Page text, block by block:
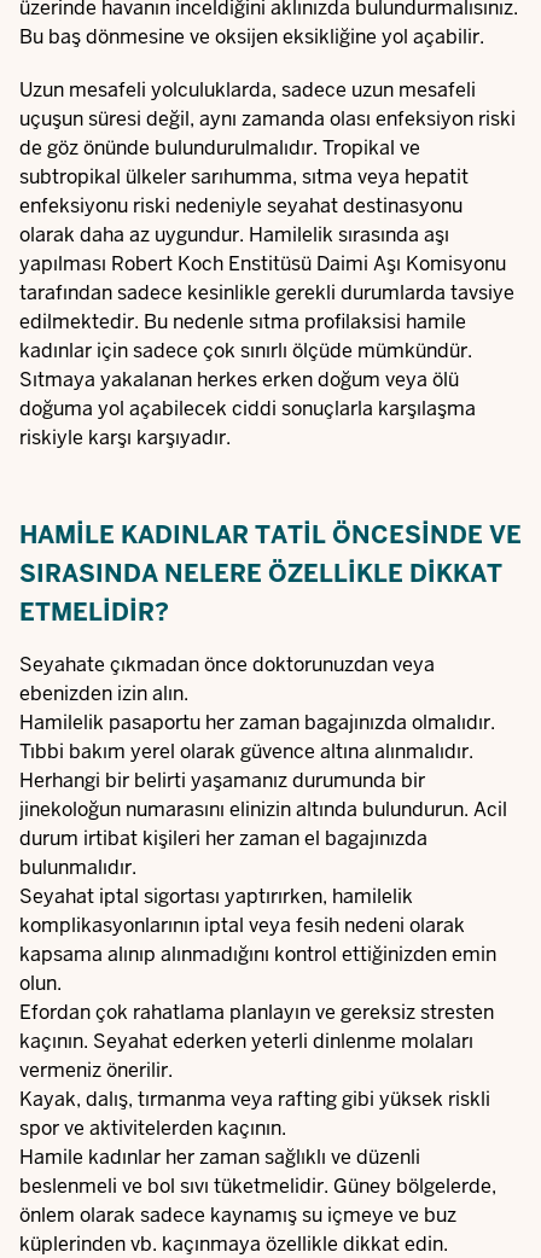
üzerinde havanın inceldiğini aklınızda bulundurmalısınız.
Bu baş dönmesine ve oksijen eksikliğine yol açabilir.
Uzun mesafeli yolculuklarda, sadece uzun mesafeli
uçuşun süresi değil, aynı zamanda olası enfeksiyon riski
de göz önünde bulundurulmalıdır. Tropikal ve
subtropikal ülkeler sarıhumma, sıtma veya hepatit
enfeksiyonu riski nedeniyle seyahat destinasyonu
olarak daha az uygundur. Hamilelik sırasında aşı
yapılması Robert Koch Enstitüsü Daimi Aşı Komisyonu
tarafından sadece kesinlikle gerekli durumlarda tavsiye
edilmektedir. Bu nedenle sıtma profilaksisi hamile
kadınlar için sadece çok sınırlı ölçüde mümkündür.
Sıtmaya yakalanan herkes erken doğum veya ölü
doğuma yol açabilecek ciddi sonuçlarla karşılaşma
riskiyle karşı karşıyadır.
HAMILE KADINLAR TATIL ÖNCESINDE VE
SIRASINDA NELERE ÖZELLIKLE DIKKAT
ETMELIDIR?
Seyahate çıkmadan önce doktorunuzdan veya
ebenizden izin alın.
Hamilelik pasaportu her zaman bagajınızda olmalıdır.
Tıbbi bakım yerel olarak güvence altına alınmalıdır.
Herhangi bir belirti yaşamanız durumunda bir
jinekoloğun numarasını elinizin altında bulundurun. Acil
durum irtibat kişileri her zaman el bagajınızda
bulunmalıdır.
Seyahat iptal sigortası yaptırırken, hamilelik
komplikasyonlarının iptal veya fesih nedeni olarak
kapsama alınıp alınmadığını kontrol ettiğinizden emin
olun.
Efordan çok rahatlama planlayın ve gereksiz stresten
kaçının. Seyahat ederken yeterli dinlenme molaları
vermeniz önerilir.
Kayak, dalış, tırmanma veya rafting gibi yüksek riskli
spor ve aktivitelerden kaçının.
Hamile kadınlar her zaman sağlıklı ve düzenli
beslenmeli ve bol sıvı tüketmelidir. Güney bölgelerde,
önlem olarak sadece kaynamış su içmeye ve buz
küplerinden vb. kaçınmaya özellikle dikkat edin.